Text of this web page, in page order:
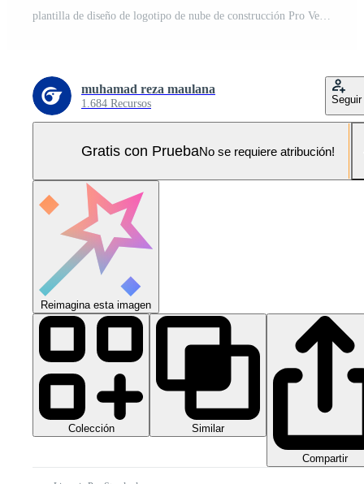
plantilla de diseño de logotipo de nube de construcción Pro Vector y Pro SVG
muhamad reza maulana
1.684 Recursos Seguir
Gratis con PruebaNo se requiere atribución!
Reimagina esta imagen
Colección Similar
Compartir